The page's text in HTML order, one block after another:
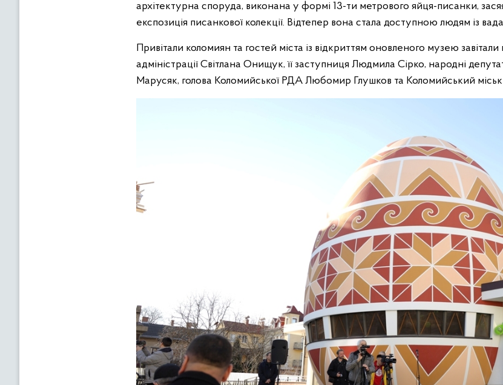
архітектурна споруда, виконана у формі 13-ти метрового яйця-писанки,
експозиція писанкової колекції. Відтепер вона стала доступною людям із
Привітали коломиян та гостей міста із відкриттям оновленого музею
адміністрації Світлана Онищук, її заступниця Людмила Сірко, народні
Марусяк, голова Коломийської РДА Любомир Глушков та Коломийський